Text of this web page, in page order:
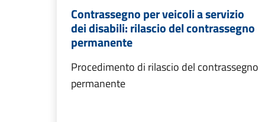
Contrassegno per veicoli a servizio
dei disabili: rilascio del contrassegno
permanente
Procedimento di rilascio del contrassegno
permanente